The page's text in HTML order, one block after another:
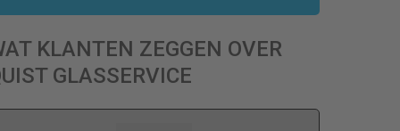
KLANTEN ZEGGEN OVER
GLASSERVICE